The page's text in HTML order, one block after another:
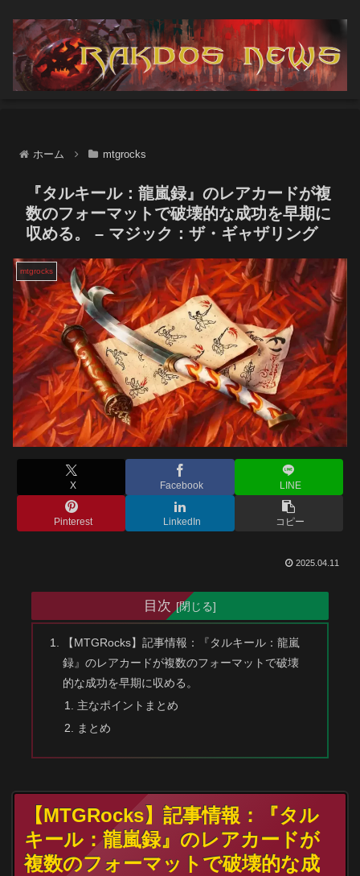
ホーム mtgrocks
『タルキール：龍嵐録』のレアカードが複
数のフォーマットで破壊的な成功を早期に
収める。 – マジック：ザ・ギャザリング
mtgrocks
X Facebook LINE
Pinterest LinkedIn コピー
2025.04.11
目次
【MTGRocks】記事情報：『タルキール：龍嵐
録』のレアカードが複数のフォーマットで破壊
的な成功を早期に収める。
主なポイントまとめ
まとめ
【MTGRocks】記事情報：『タル
キール：龍嵐録』のレアカードが
複数のフォーマットで破壊的な成